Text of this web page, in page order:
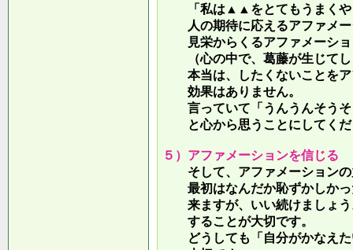
「私は▲▲をとてもうまくや
人の期待に応えるアファメ
見栄からくるアファメーショ
（心の中で、葛藤が生じてし
本当は、したくないことをア
効果はありません。
言っていて 「うんうんそう
と心から思うことにしてくだ
５）アファメーションを信じる
そして、アファメーションの
最初はなんだか恥ずかしかっ
来ますが、いい続けましょう
することが大切です。
どうしても「自分がかなえた